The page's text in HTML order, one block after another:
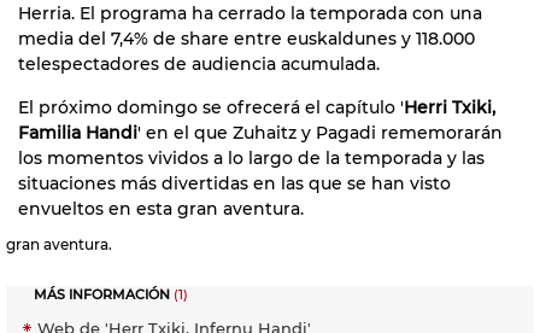
Herria. El programa ha cerrado la temporada con una
media del 7,4% de share entre euskaldunes y 118.000
telespectadores de audiencia acumulada.
El próximo domingo se ofrecerá el capítulo 'Herri Txiki,
Familia Handi' en el que Zuhaitz y Pagadi rememorarán
los momentos vividos a lo largo de la temporada y las
situaciones más divertidas en las que se han visto
envueltos en esta gran aventura.
gran aventura.
MÁS INFORMACIÓN (1)
Web de 'Herr Txiki, Infernu Handi'